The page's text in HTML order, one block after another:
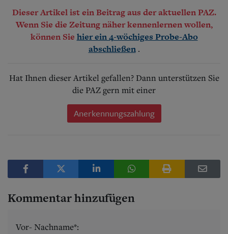
Dieser Artikel ist ein Beitrag aus der aktuellen PAZ.
Wenn Sie die Zeitung näher kennenlernen wollen,
können Sie hier ein 4-wöchiges Probe-Abo
abschließen .
Hat Ihnen dieser Artikel gefallen? Dann unterstützen Sie
die PAZ gern mit einer
Anerkennungszahlung
Kommentar hinzufügen
Vor- Nachname*: